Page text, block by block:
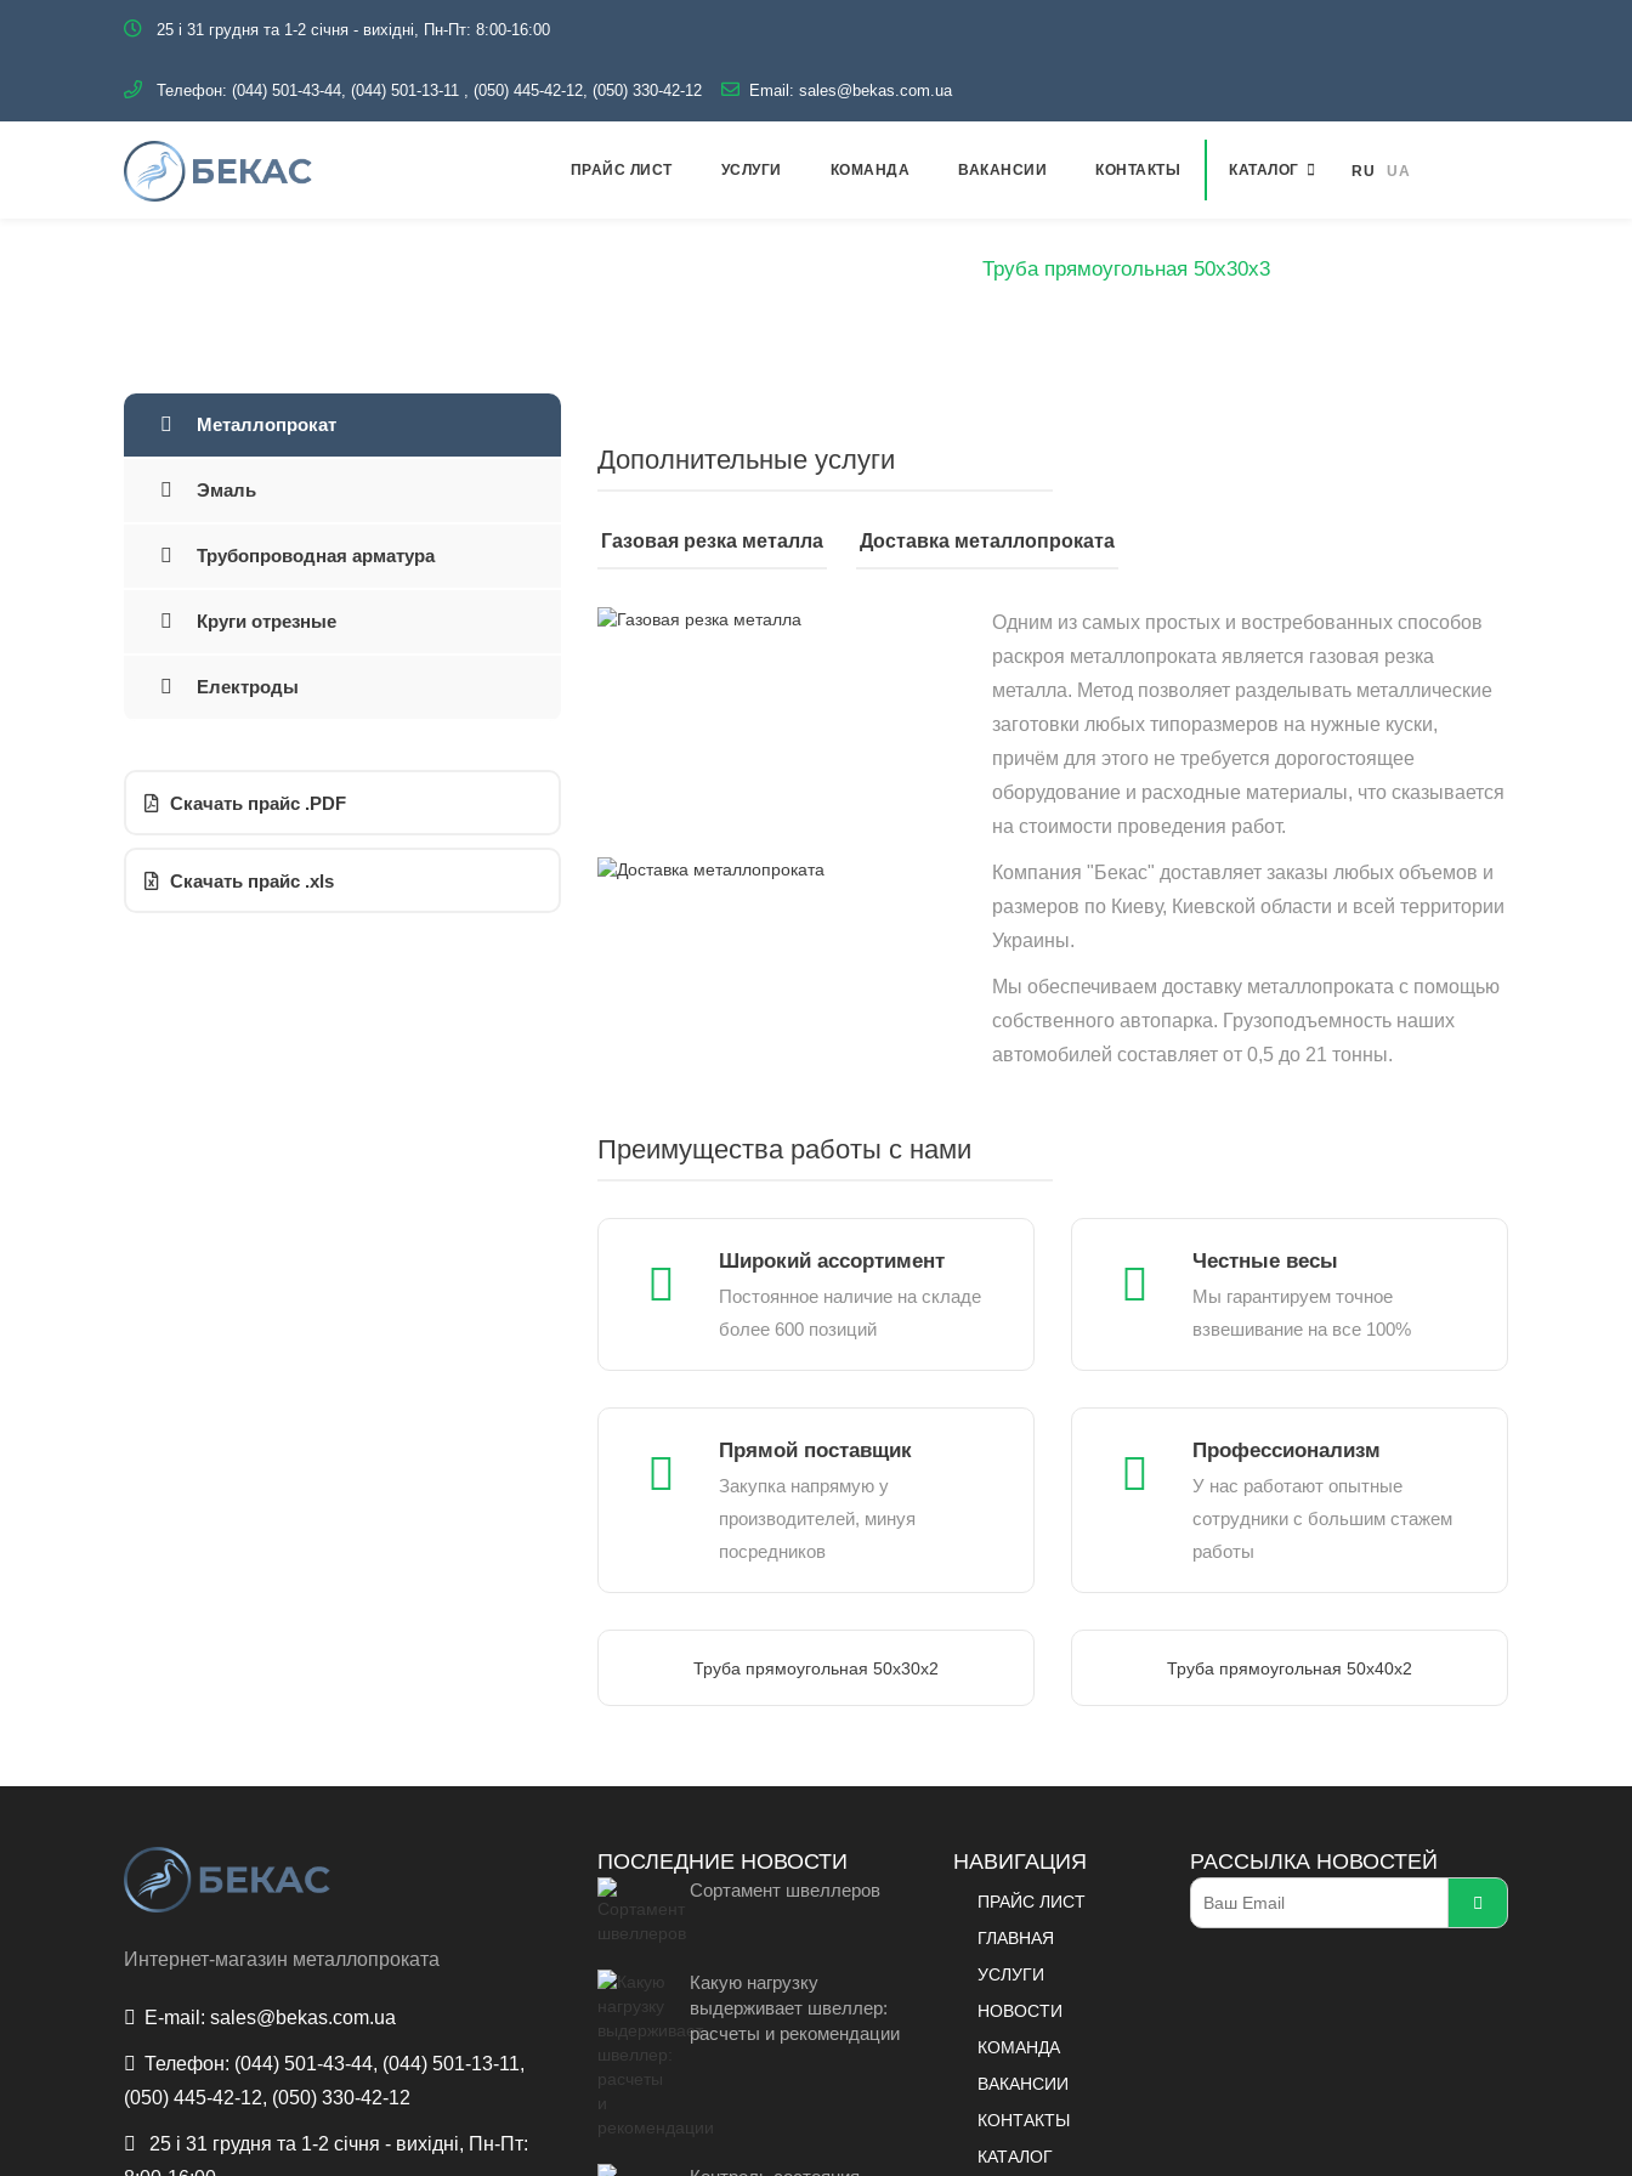
25 і 31 грудня та 1-2 січня - вихідні, Пн-Пт: 8:00-16:00
Телефон: (044) 501-43-44, (044) 501-13-11 , (050) 445-42-12, (050) 330-42-12 Email: sales@bekas.com.ua
ПРАЙС ЛИСТ УСЛУГИ КОМАНДА ВАКАНСИИ КОНТАКТЫ КАТАЛОГ RU UA
Труба прямоугольная 50х30х3
Металлопрокат
Эмаль
Трубопроводная арматура
Круги отрезные
Електроды
Скачать прайс .PDF
Скачать прайс .xls
Дополнительные услуги
Газовая резка металла Доставка металлопроката
Одним из самых простых и востребованных способов
раскроя металлопроката является газовая резка
металла. Метод позволяет разделывать металлические
заготовки любых типоразмеров на нужные куски,
причём для этого не требуется дорогостоящее
оборудование и расходные материалы, что сказывается
на стоимости проведения работ.
Компания "Бекас" доставляет заказы любых объемов и
размеров по Киеву, Киевской области и всей территории
Украины.
Мы обеспечиваем доставку металлопроката с помощью
собственного автопарка. Грузоподъемность наших
автомобилей составляет от 0,5 до 21 тонны.
Преимущества работы с нами
Широкий ассортимент
Постоянное наличие на складе
более 600 позиций
Честные весы
Мы гарантируем точное
взвешивание на все 100%
Прямой поставщик
Закупка напрямую у
производителей, минуя
посредников
Профессионализм
У нас работают опытные
сотрудники с большим стажем
работы
Труба прямоугольная 50х30х2 Труба прямоугольная 50х40х2
Интернет-магазин металлопроката
E-mail: sales@bekas.com.ua
Телефон: (044) 501-43-44, (044) 501-13-11,
(050) 445-42-12, (050) 330-42-12
25 і 31 грудня та 1-2 січня - вихідні, Пн-Пт:
ПОСЛЕДНИЕ НОВОСТИ
Сортамент швеллеров
Какую нагрузку
выдерживает швеллер:
расчеты и рекомендации
НАВИГАЦИЯ
ПРАЙС ЛИСТ
ГЛАВНАЯ
УСЛУГИ
НОВОСТИ
КОМАНДА
ВАКАНСИИ
КОНТАКТЫ
КАТАЛОГ
РАССЫЛКА НОВОСТЕЙ